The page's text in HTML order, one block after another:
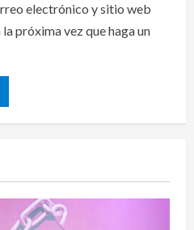
electrónico y sitio web
próxima vez que haga un